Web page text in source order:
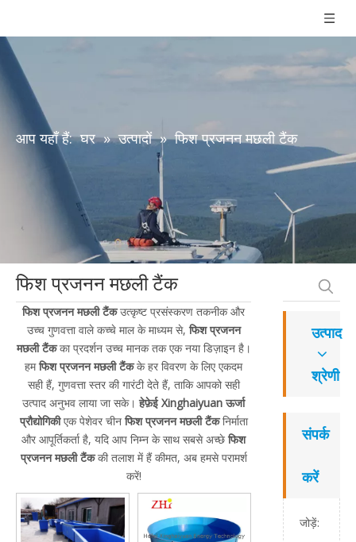
आप यहाँ हैं: घर » उत्पादों » फिश प्रजनन मछली टैंक
फिश प्रजनन मछली टैंक
फिश प्रजनन मछली टैंकउत्कृष्ट प्रसंस्करण तकनीक और
उच्च गुणवत्ता वाले कच्चे माल के माध्यम से,फिश प्रजनन
मछली टैंकका प्रदर्शन उच्च मानक तक एक नया डिज़ाइन है।
हमफिश प्रजनन मछली टैंकके हर विवरण के लिए एकदम
सही हैं, गुणवत्ता स्तर की गारंटी देते हैं, ताकि आपको सही
उत्पाद अनुभव लाया जा सके।हेफ़ेई Xinghaiyuan ऊर्जा
प्रौद्योगिकीएक पेशेवर चीनफिश प्रजनन मछली टैंकनिर्माता
और आपूर्तिकर्ता है, यदि आप निम्न के साथ सबसे अच्छेफिश
प्रजनन मछली टैंककी तलाश में हैं कीमत, अब हमसे परामर्श
करें!
उत्पाद
श्रेणी
संपर्क
करें
जोड़ें: